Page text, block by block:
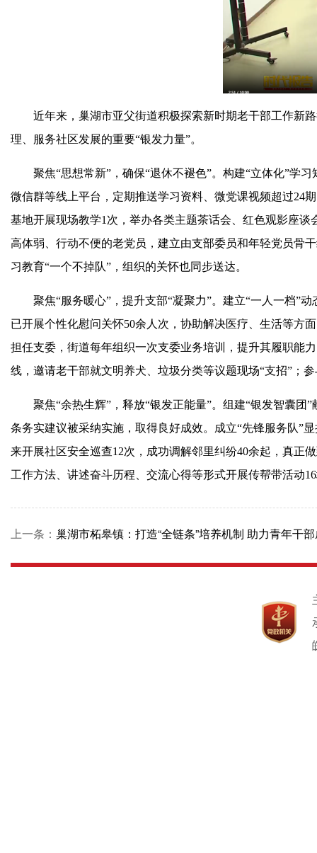
近年来，巢湖市亚父街道积极探索新时期老干部工作新
理、服务社区发展的重要“银发力量”。
聚焦“思想常新”，确保“退休不褪色”。构建“立体化”学
微信群等线上平台，定期推送学习资料、微党课视频超过24
基地开展现场教学1次，举办各类主题茶话会、红色观影座
高体弱、行动不便的老党员，建立由支部委员和年轻党员骨
习教育“一个不掉队”，组织的关怀也同步送达。
聚焦“服务暖心”，提升支部“凝聚力”。建立“一人一档”
已开展个性化慰问关怀50余人次，协助解决医疗、生活等方
担任支委，街道每年组织一次支委业务培训，提升其履职能
线，邀请老干部就文明养犬、垃圾分类等议题现场“支招”；
聚焦“余热生辉”，释放“银发正能量”。组建“银发智囊团
条务实建议被采纳实施，取得良好成效。成立“先锋服务队”
来开展社区安全巡查12次，成功调解邻里纠纷40余起，真正
工作方法、讲述奋斗历程、交流心得等形式开展传帮带活动
上一条： 巢湖市柘皋镇：打造“全链条”培养机制 助力青年干